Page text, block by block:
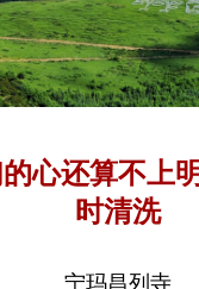
心还算不上
时清洗
宁玛昌列寺